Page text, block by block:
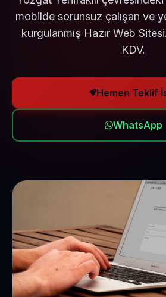
mobilde sorunsuz çalışan ve
kurgulanmış Hazır Web
KDV.
Hemen Teklif
WhatsApp